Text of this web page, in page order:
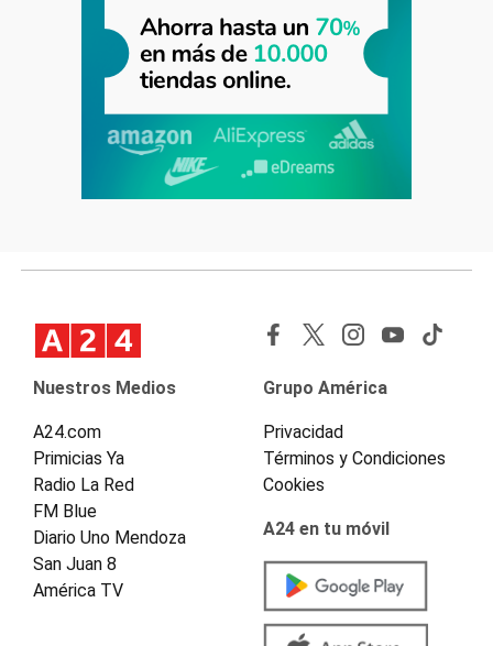
Nuestros Medios
A24.com
Primicias Ya
Radio La Red
FM Blue
Diario Uno Mendoza
San Juan 8
América TV
Grupo América
Privacidad
Términos y Condiciones
Cookies
A24 en tu móvil